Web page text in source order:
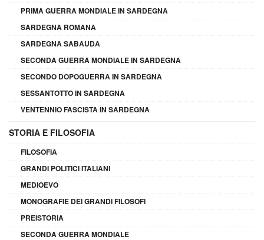
PRIMA GUERRA MONDIALE IN SARDEGNA
SARDEGNA ROMANA
SARDEGNA SABAUDA
SECONDA GUERRA MONDIALE IN SARDEGNA
SECONDO DOPOGUERRA IN SARDEGNA
SESSANTOTTO IN SARDEGNA
VENTENNIO FASCISTA IN SARDEGNA
STORIA E FILOSOFIA
FILOSOFIA
GRANDI POLITICI ITALIANI
MEDIOEVO
MONOGRAFIE DEI GRANDI FILOSOFI
PREISTORIA
SECONDA GUERRA MONDIALE